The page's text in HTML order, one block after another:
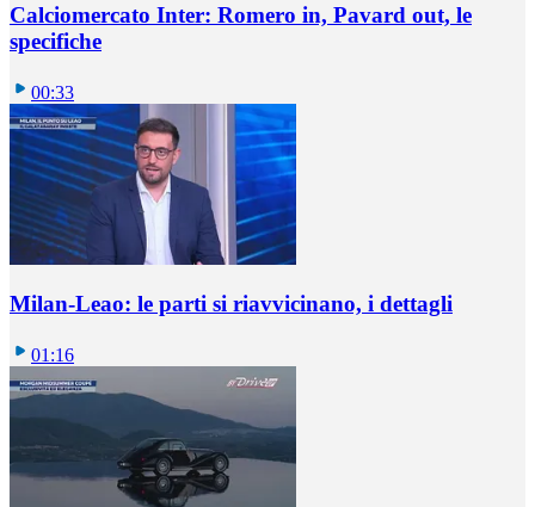
Calciomercato Inter: Romero in, Pavard out, le
specifiche
00:33
Milan-Leao: le parti si riavvicinano, i dettagli
01:16